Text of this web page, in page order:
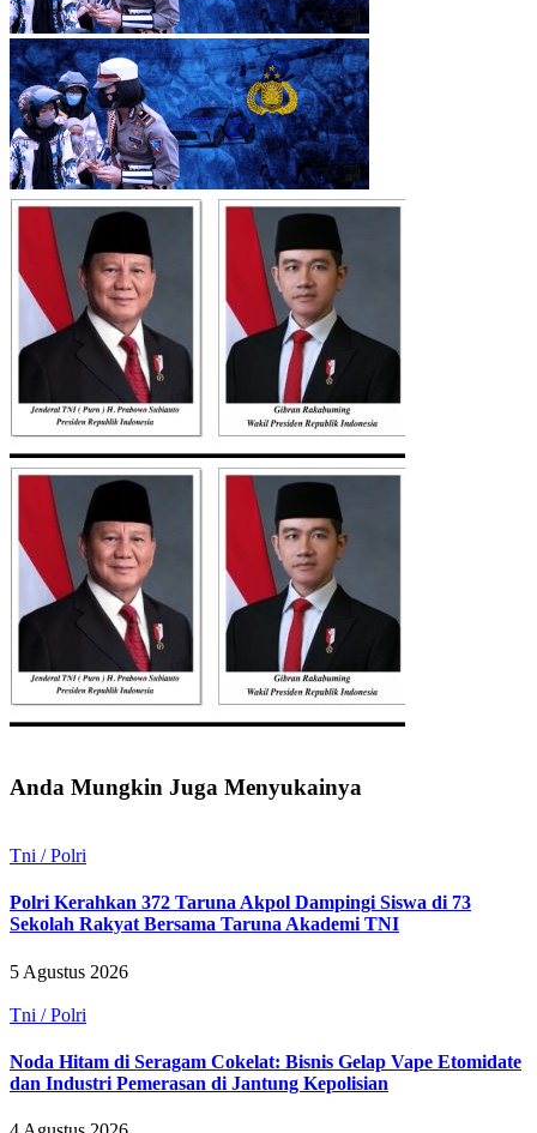
Anda Mungkin Juga Menyukainya
Tni / Polri
Polri Kerahkan 372 Taruna Akpol Dampingi Siswa di 73
Sekolah Rakyat Bersama Taruna Akademi TNI
5 Agustus 2026
Tni / Polri
Noda Hitam di Seragam Cokelat: Bisnis Gelap Vape Etomidate
dan Industri Pemerasan di Jantung Kepolisian